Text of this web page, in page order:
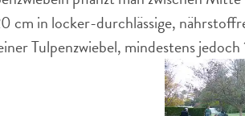
cm in locker-durchlässige,
Tulpenzwiebel, mindestens